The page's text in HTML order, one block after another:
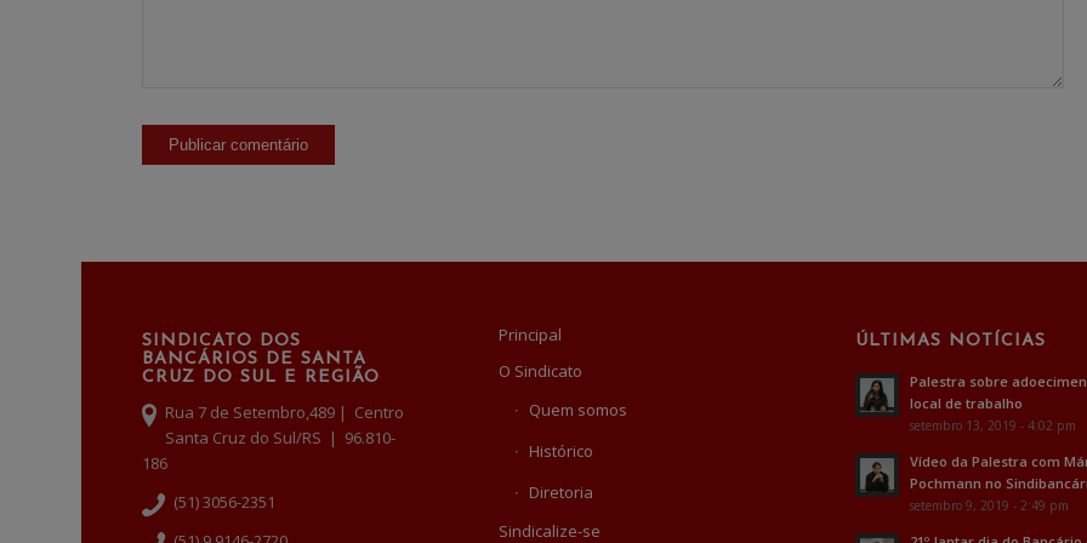
SINDICATO DOS
BANCÁRIOS DE SANTA
CRUZ DO SUL E REGIÃO
Rua 7 de Setembro,489 | Centro
Santa Cruz do Sul/RS | 96.810-
186
(51) 3056-2351
Principal
O Sindicato
Quem somos
Histórico
Diretoria
Sindicalize-se
ÚLTIMAS NOTÍCIAS
Palestra sobre
local de trabalho
setembro 13, 2019 - 4:02 pm
Vídeo da Palestra com
Pochmann no
setembro 9, 2019 - 2:49 pm